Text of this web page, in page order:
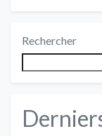
Rechercher